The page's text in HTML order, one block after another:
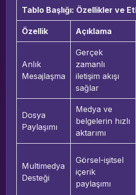
Tablo Başlığı: Özellikler ve
Özellik Açıklama
Anlık
Mesajlaşma
Gerçek
zamanlı
iletişim akışı
sağlar
Dosya
Paylaşımı
Medya ve
belgelerin hızlı
aktarımı
Multimedya
Desteği
Görsel-işitsel
içerik
paylaşımı